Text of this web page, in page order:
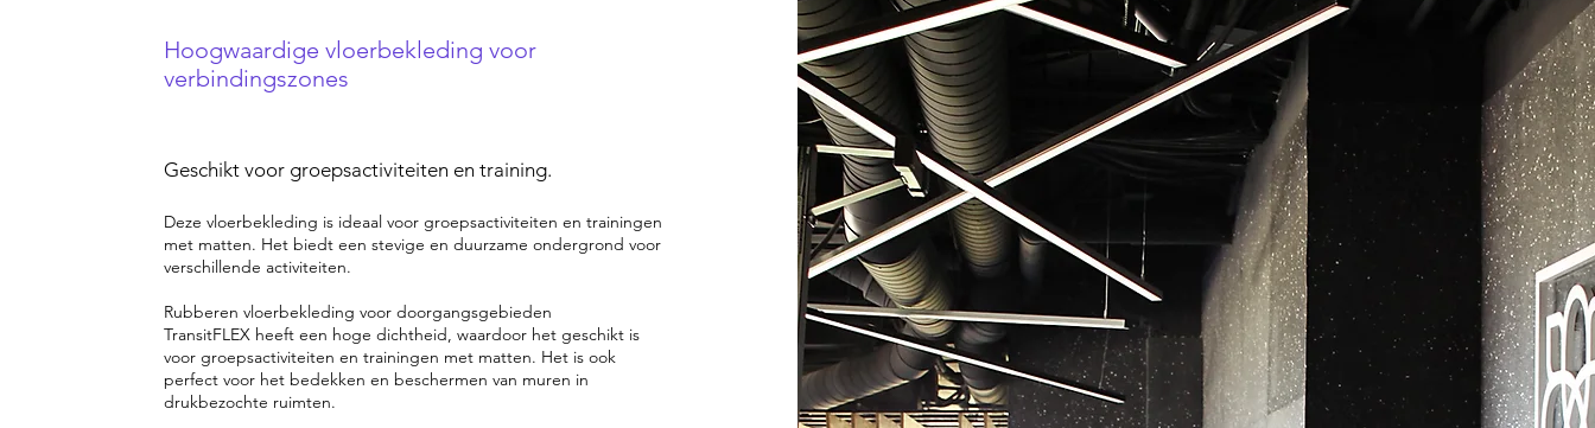
Hoogwaardige vloerbekleding voor
verbindingszones
Geschikt voor groepsactiviteiten en training.
Deze vloerbekleding is ideaal voor groepsactiviteiten en trainingen
met matten. Het biedt een stevige en duurzame ondergrond voor
verschillende activiteiten.
Rubberen vloerbekleding voor doorgangsgebieden
TransitFLEX heeft een hoge dichtheid, waardoor het geschikt is
voor groepsactiviteiten en trainingen met matten. Het is ook
perfect voor het bedekken en beschermen van muren in
drukbezochte ruimten.